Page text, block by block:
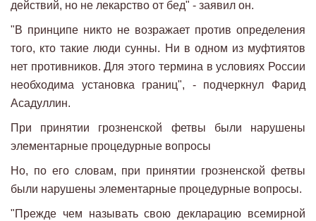
действий, но не лекарство от бед" - заявил он.
"В принципе никто не возражает против определения
того, кто такие люди сунны. Ни в одном из муфтиятов
нет противников. Для этого термина в условиях России
необходима установка границ", - подчеркнул Фарид
Асадуллин.
При принятии грозненской фетвы были нарушены
элементарные процедурные вопросы
Но, по его словам, при принятии грозненской фетвы
были нарушены элементарные процедурные вопросы.
"Прежде чем называть свою декларацию всемирной